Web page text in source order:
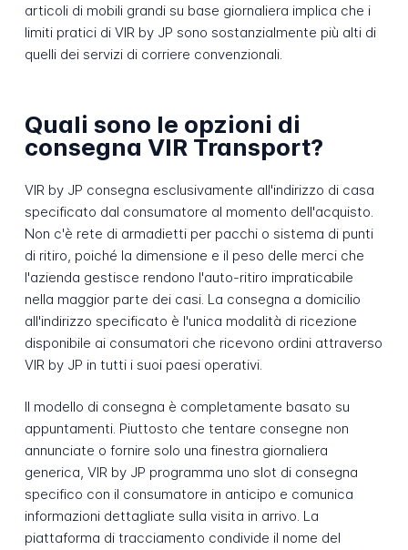
articoli di mobili grandi su base giornaliera implica che i
limiti pratici di VIR by JP sono sostanzialmente più alti di
quelli dei servizi di corriere convenzionali.
Quali sono le opzioni di
consegna VIR Transport?
VIR by JP consegna esclusivamente all'indirizzo di casa
specificato dal consumatore al momento dell'acquisto.
Non c'è rete di armadietti per pacchi o sistema di punti
di ritiro, poiché la dimensione e il peso delle merci che
l'azienda gestisce rendono l'auto-ritiro impraticabile
nella maggior parte dei casi. La consegna a domicilio
all'indirizzo specificato è l'unica modalità di ricezione
disponibile ai consumatori che ricevono ordini attraverso
VIR by JP in tutti i suoi paesi operativi.
Il modello di consegna è completamente basato su
appuntamenti. Piuttosto che tentare consegne non
annunciate o fornire solo una finestra giornaliera
generica, VIR by JP programma uno slot di consegna
specifico con il consumatore in anticipo e comunica
informazioni dettagliate sulla visita in arrivo. La
piattaforma di tracciamento condivide il nome del